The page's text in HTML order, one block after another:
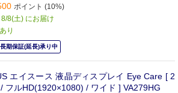
ポイント (10%)
8(土) にお届け
り
期保証(延長)承り中
エイスース 液晶ディスプレイ Eye Care [ 2
フルHD(1920×1080) / ワイド ] VA279HG